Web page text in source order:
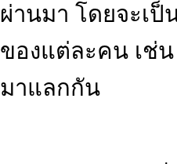
ผ่านมา โดยจะเ
ของแต่ละคน เช่
มาแลกกัน